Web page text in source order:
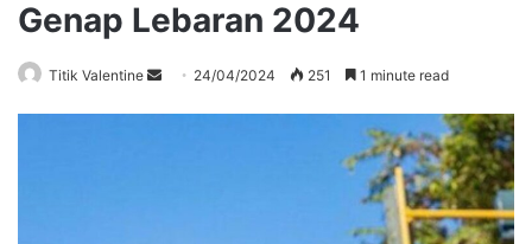
Genap Lebaran 2024
Titik Valentine
Send 24/04/2024 251 1 minute read